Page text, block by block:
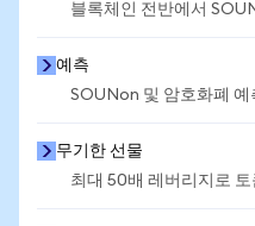
블록체인 전반에서
예측
SOUNon 및 암호화폐
무기한 선물
최대 50배 레버리지로